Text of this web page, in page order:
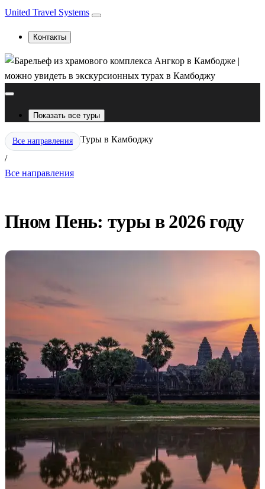
United Travel Systems
Контакты
Показать все туры
Все направления
/
Туры в Камбоджу
Все направления
Пном Пень: туры в 2026 году